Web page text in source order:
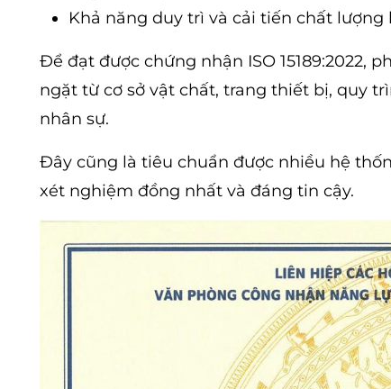
Khả năng duy trì và cải tiến chất lượng
Để đạt được chứng nhận ISO 15189:2022,
ngặt từ cơ sở vật chất, trang thiết bị, quy
nhân sự.
Đây cũng là tiêu chuẩn được nhiều hệ
xét nghiệm đồng nhất và đáng tin cậy.